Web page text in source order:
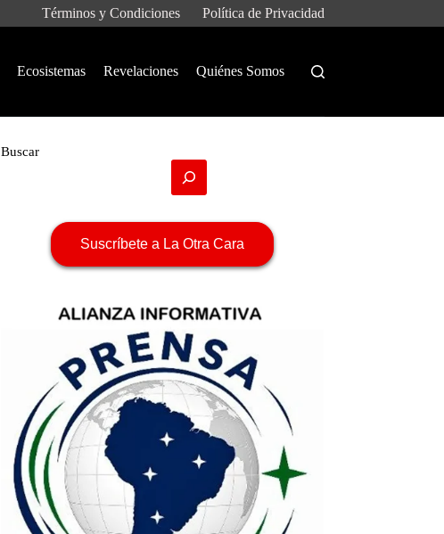
Términos y Condiciones Política de Privacidad
Ecosistemas Revelaciones Quiénes Somos
Buscar
Suscríbete a La Otra Cara